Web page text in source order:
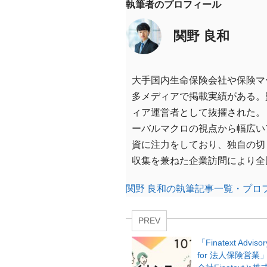
執筆者のプロフィール
関野 良和
大手国内生命保険会社や保険
多メディアで掲載実績がある
ィア運営者として抜擢された
ーバルマクロの視点から幅広
資に注力をしており、独自の
収集を兼ねた企業訪問により
関野 良和の執筆記事一覧・プロ
PREV
「Finatext
for 法人保険営業